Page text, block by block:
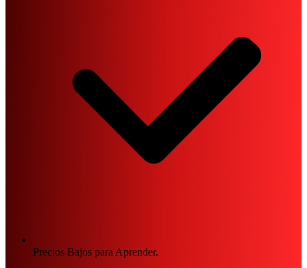
Precios Bajos para Aprender.